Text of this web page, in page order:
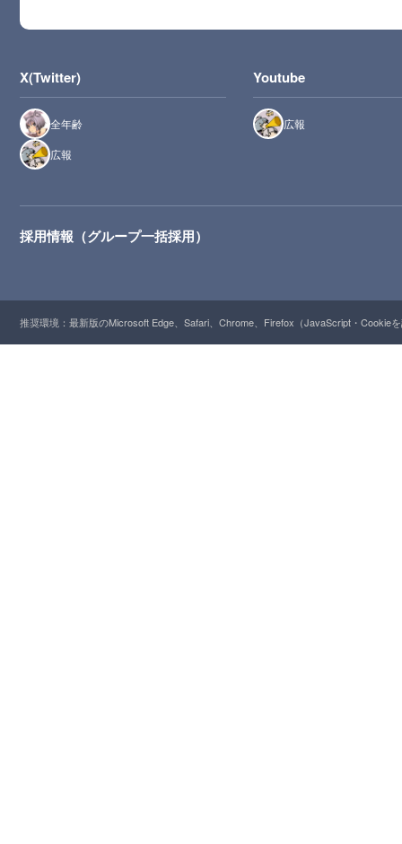
X(Twitter)
全年齢
広報
Youtube
広報
採用情報（グループ一括採用）
推奨環境：最新版のMicrosoft Edge、Safari、Chrome、Firefox（JavaScript・Cookie